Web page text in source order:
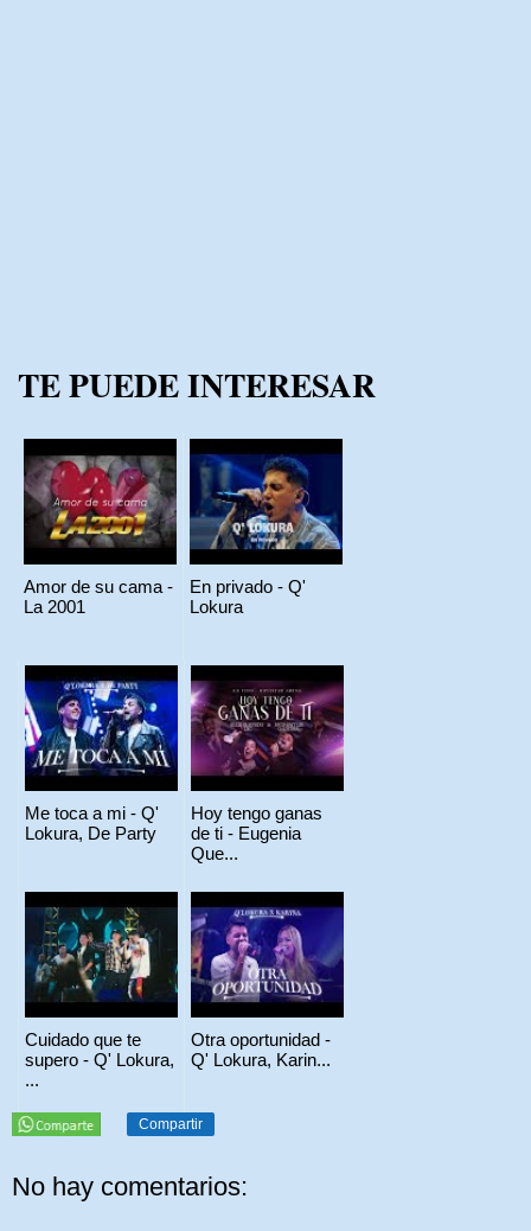
TE PUEDE INTERESAR
Amor de su cama -
La 2001
En privado - Q'
Lokura
Me toca a mi - Q'
Lokura, De Party
Hoy tengo ganas
de ti - Eugenia
Que...
Cuidado que te
supero - Q' Lokura,
...
Otra oportunidad -
Q' Lokura, Karin...
Compartir
No hay comentarios: